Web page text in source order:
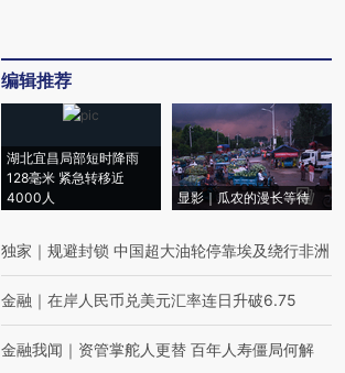
编辑推荐
湖北宜昌局部短时降雨
128毫米 紧急转移近
4000人
显影｜瓜农的漫长等待
独家 ｜ 规避封锁 中国超大油轮停靠埃及绕行非洲
金融 ｜ 在岸人民币兑美元汇率连日升破6.75
金融我闻 ｜ 资管掌舵人更替 百年人寿僵局何解